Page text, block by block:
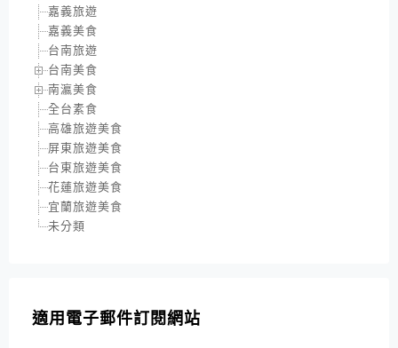
嘉義旅遊
嘉義美食
台南旅遊
台南美食
南瀛美食
全台素食
高雄旅遊美食
屏東旅遊美食
台東旅遊美食
花蓮旅遊美食
宜蘭旅遊美食
未分類
適用電子郵件訂閱網站